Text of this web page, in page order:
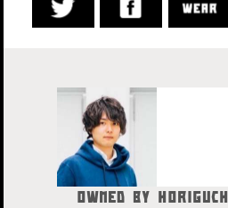
OWNED BY HORIGUCHI